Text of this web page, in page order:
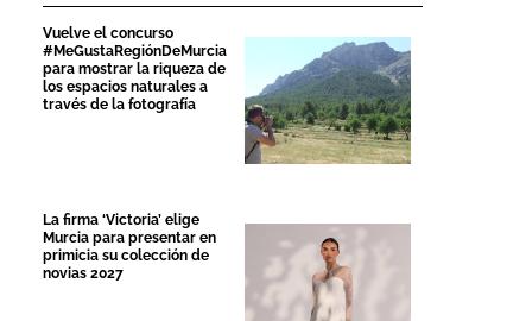
Vuelve el concurso
#MeGustaRegiónDeMurcia
para mostrar la riqueza de
los espacios naturales a
través de la fotografía
La firma ‘Victoria’ elige
Murcia para presentar en
primicia su colección de
novias 2027